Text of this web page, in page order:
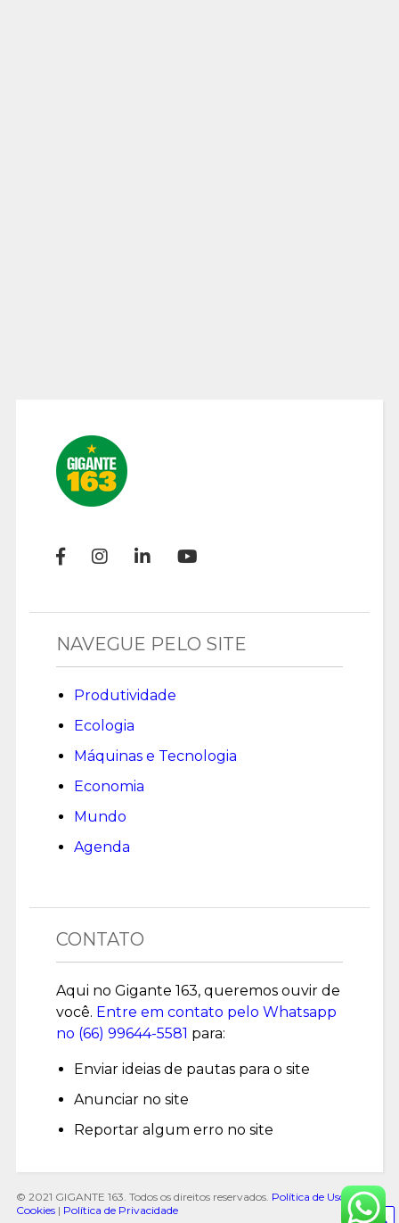
NAVEGUE PELO SITE
Produtividade
Ecologia
Máquinas e Tecnologia
Economia
Mundo
Agenda
CONTATO
Aqui no Gigante 163, queremos ouvir de
você. Entre em contato pelo Whatsapp
no (66) 99644-5581 para:
Enviar ideias de pautas para o site
Anunciar no site
Reportar algum erro no site
© 2021 GIGANTE 163. Todos os direitos reservados. Política de Uso de
Cookies| Política de Privacidade